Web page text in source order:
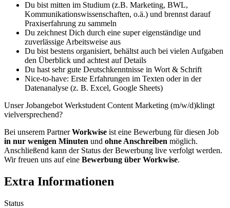
Du bist mitten im Studium (z.B. Marketing, BWL,
Kommunikationswissenschaften, o.ä.) und brennst darauf
Praxiserfahrung zu sammeln
Du zeichnest Dich durch eine super eigenständige und
zuverlässige Arbeitsweise aus
Du bist bestens organisiert, behältst auch bei vielen Aufgaben
den Überblick und achtest auf Details
Du hast sehr gute Deutschkenntnisse in Wort & Schrift
Nice-to-have: Erste Erfahrungen im Texten oder in der
Datenanalyse (z. B. Excel, Google Sheets)
Unser Jobangebot Werkstudent Content Marketing (m/w/d)klingt
vielversprechend?
Bei unserem PartnerWorkwise ist eine Bewerbung für diesen Job
in nur wenigen Minuten und ohne Anschreiben möglich.
Anschließend kann der Status der Bewerbung live verfolgt werden.
Wir freuen uns auf eine Bewerbung über Workwise.
Extra Informationen
Status